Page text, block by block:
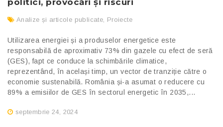
politici, provocări și riscuri
Analize și articole publicate Proiecte
septembrie 24, 2024
Utilizarea energiei și a produselor energetice este
responsabilă de aproximativ 73% din gazele cu efect de seră
(GES), fapt ce conduce la schimbările climatice,
reprezentând, în același timp, un vector de tranziție către o
economie sustenabilă. România și-a asumat o reducere cu
89% a emisiilor de GES în sectorul energetic în 2035,...